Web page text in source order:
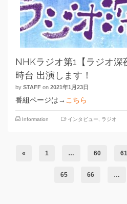
NHKラジオ第1【ラジオ深
時台 出演します！
by STAFF on 2021年1月23日
番組ページは→ こちら
Information インタビュー ラジオ
« 1 … 60 61
65 66 …